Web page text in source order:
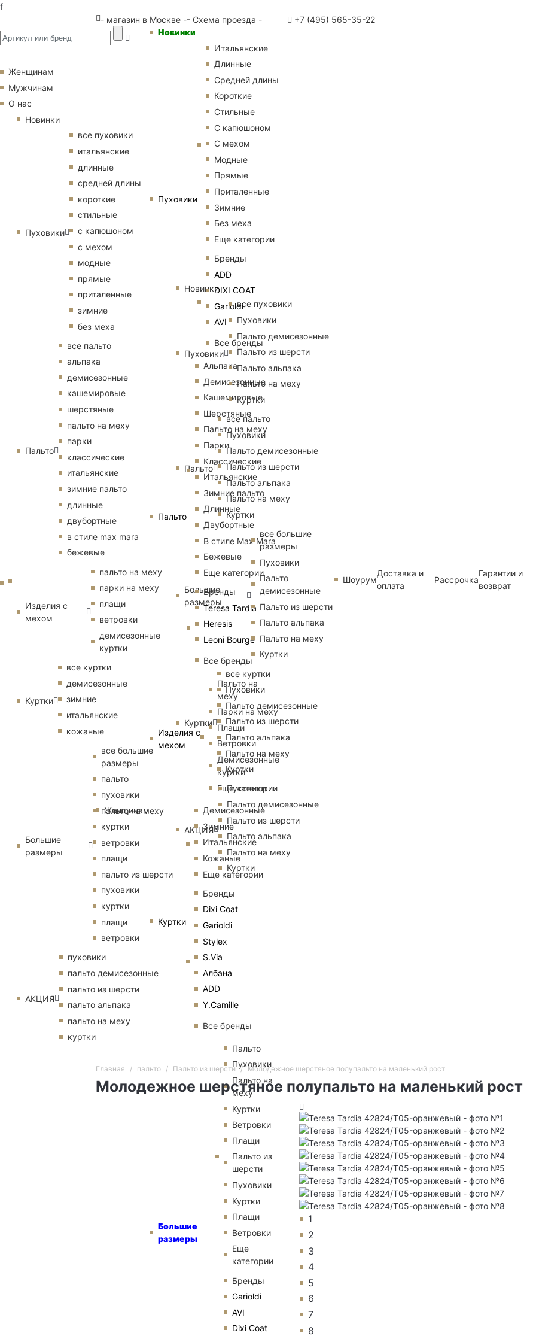
f
- магазин в Москве -- Схема проезда - +7 (495) 565-35-22
Женщинам
Новинки
Пуховики
Итальянские
Длинные
Средней длины
Короткие
Стильные
С капюшоном
С мехом
Модные
Прямые
Приталенные
Зимние
Без меха
Еще категории
Бренды
ADD
DIXI COAT
Garioldi
AVI
Все бренды
Пальто
Альпака
Демисезонные
Кашемировые
Шерстяные
Пальто на меху
Парки
Классические
Итальянские
Зимние пальто
Длинные
Двубортные
В стиле Max Mara
Бежевые
Еще категории
Бренды
Teresa Tardia
Heresis
Leoni Bourge
Все бренды
Изделия с
мехом
Пальто на
меху
Парки на меху
Плащи
Ветровки
Демисезонные
куртки
Еще категории
Куртки
Демисезонные
Зимние
Итальянские
Кожаные
Еще категории
Бренды
Dixi Coat
Garioldi
Stylex
S.Via
Албана
ADD
Y.Camille
Все бренды
Большие
размеры
Пальто
Пуховики
Пальто на
меху
Куртки
Ветровки
Плащи
Пальто из
шерсти
Пуховики
Куртки
Плащи
Ветровки
Еще
категории
Бренды
Garioldi
AVI
Dixi Coat
Женщинам
Мужчинам
О нас
Новинки
Пуховики
все пуховики
итальянские
длинные
средней длины
короткие
стильные
с капюшоном
с мехом
модные
прямые
приталенные
зимние
без меха
Пальто
все пальто
альпака
демисезонные
кашемировые
шерстяные
пальто на меху
парки
классические
итальянские
зимние пальто
длинные
двубортные
в стиле max mara
бежевые
Изделия с
мехом
пальто на меху
парки на меху
плащи
ветровки
демисезонные
куртки
Куртки
все куртки
демисезонные
зимние
итальянские
кожаные
Большие
размеры
все большие
размеры
пальто
пуховики
пальто на меху
куртки
ветровки
плащи
пальто из шерсти
пуховики
куртки
плащи
ветровки
АКЦИЯ
пуховики
пальто демисезонные
пальто из шерсти
пальто альпака
пальто на меху
куртки
Новинки
Пуховики
все пуховики
Пуховики
Пальто демисезонные
Пальто из шерсти
Пальто альпака
Пальто на меху
Куртки
Пальто
все пальто
Пуховики
Пальто демисезонные
Пальто из шерсти
Пальто альпака
Пальто на меху
Куртки
Большие
размеры
все большие
размеры
Пуховики
Пальто
демисезонные
Пальто из шерсти
Пальто альпака
Пальто на меху
Куртки
Куртки
все куртки
Пуховики
Пальто демисезонные
Пальто из шерсти
Пальто альпака
Пальто на меху
Куртки
АКЦИЯ
Пуховики
Пальто демисезонные
Пальто из шерсти
Пальто альпака
Пальто на меху
Куртки
Шоурум
Доставка и
оплата
Рассрочка
Гарантии и
возврат
Главная пальто Пальто из шерсти Молодежное шерстяное полупальто на маленький рост
Молодежное шерстяное полупальто на маленький рост
1
2
3
4
5
6
7
8